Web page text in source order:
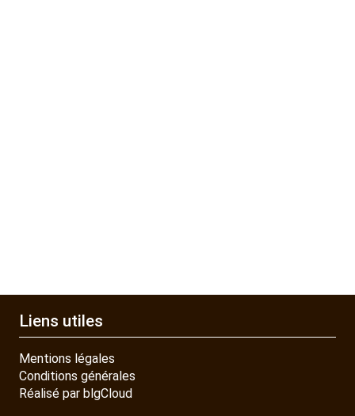
Liens utiles
Mentions légales
Conditions générales
Réalisé par blgCloud